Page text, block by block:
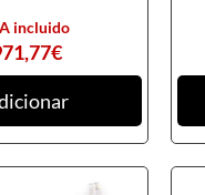
€
incluido